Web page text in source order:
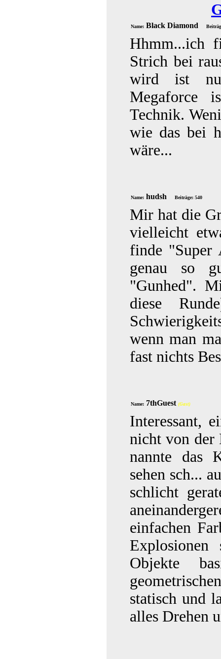
Name: Black Diamond
Hhmm...ich
Strich bei
wird ist nur
Megaforce
Technik.
wie das bei
wäre...
Name: hudsh Beiträge: 540
Mir hat die
vielleicht
finde "Super
genau so
"Gunhed".
diese
wenn man
fast nichts
Name: 7thGuest (Gast)
Interessant,
nicht von der
nannte das
sehen sch...
schlicht
einfachen
Objekte
statisch und
alles Drehen